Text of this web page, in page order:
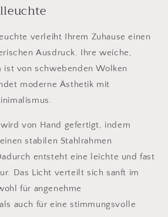
verleiht Ihrem Zuhause einen
Ausdruck. Ihre weiche,
ist von schwebenden Wolken
moderne Ästhetik mit
von Hand gefertigt, indem
stabilen Stahlrahmen
entsteht eine leichte und fast
Das Licht verteilt sich sanft im
für angenehme
auch für eine stimmungsvolle